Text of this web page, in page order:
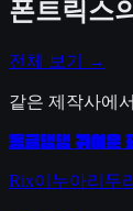
폰트릭스
전체 보기 →
같은 제작사에
동글댕댕 귀여운
Rix이누아리두